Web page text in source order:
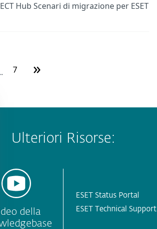
Hub Scenari di migrazione per ESET
7 »
Ulteriori Risorse:
della
ESET Status Portal
ESET Technical Support